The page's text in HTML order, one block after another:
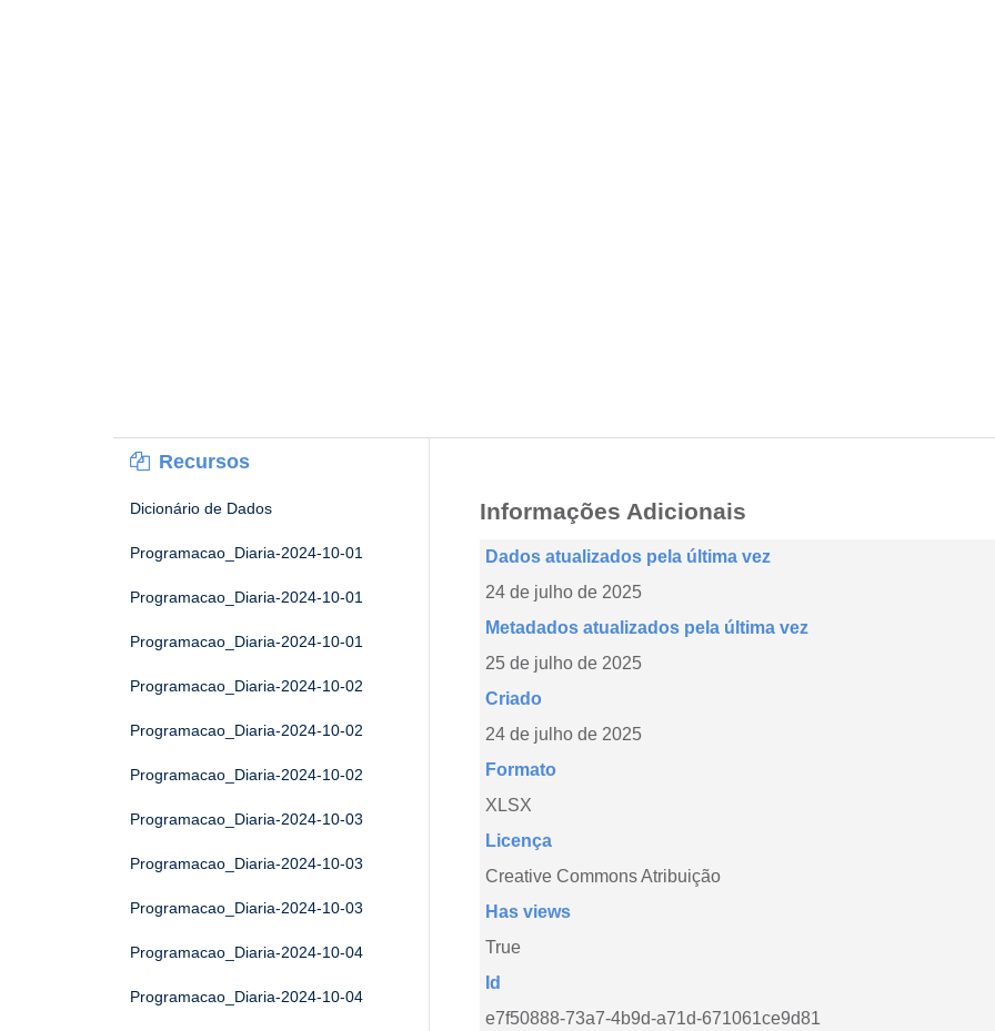
Recursos
Dicionário de Dados
Programacao_Diaria-2024-10-01
Programacao_Diaria-2024-10-01
Programacao_Diaria-2024-10-01
Programacao_Diaria-2024-10-02
Programacao_Diaria-2024-10-02
Programacao_Diaria-2024-10-02
Programacao_Diaria-2024-10-03
Programacao_Diaria-2024-10-03
Programacao_Diaria-2024-10-03
Programacao_Diaria-2024-10-04
Programacao_Diaria-2024-10-04
Informações Adicionais
Dados atualizados pela última vez
24 de julho de 2025
Metadados atualizados pela última vez
25 de julho de 2025
Criado
24 de julho de 2025
Formato
XLSX
Licença
Creative Commons Atribuição
Has views
True
Id
e7f50888-73a7-4b9d-a71d-671061ce9d81